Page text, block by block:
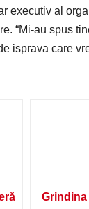
executiv al
“Mi-au spus
isprava care